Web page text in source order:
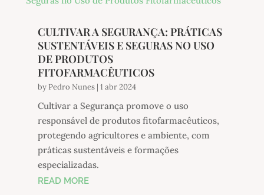
CULTIVAR A SEGURANÇA: PRÁTICAS
SUSTENTÁVEIS E SEGURAS NO USO
DE PRODUTOS
FITOFARMACÊUTICOS
by Pedro Nunes| 1 abr 2024
Cultivar a Segurança promove o uso
responsável de produtos fitofarmacêuticos,
protegendo agricultores e ambiente, com
práticas sustentáveis e formações
especializadas.
READ MORE